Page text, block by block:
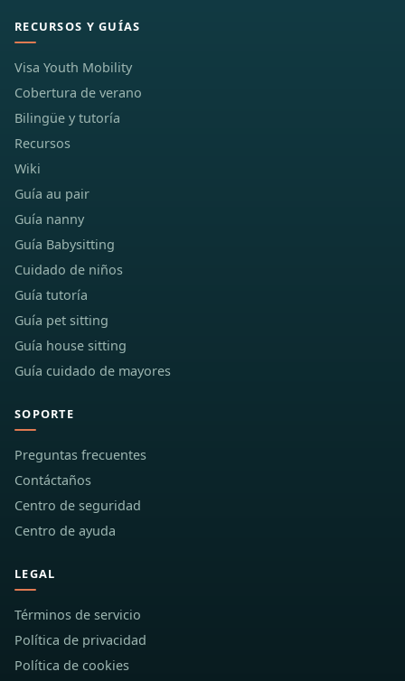
RECURSOS Y GUÍAS
Visa Youth Mobility
Cobertura de verano
Bilingüe y tutoría
Recursos
Wiki
Guía au pair
Guía nanny
Guía Babysitting
Cuidado de niños
Guía tutoría
Guía pet sitting
Guía house sitting
Guía cuidado de mayores
SOPORTE
Preguntas frecuentes
Contáctaños
Centro de seguridad
Centro de ayuda
LEGAL
Términos de servicio
Política de privacidad
Política de cookies